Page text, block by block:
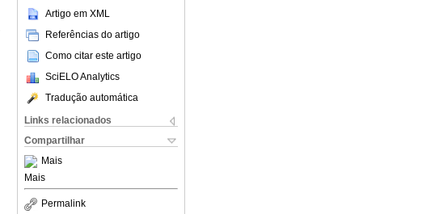
Artigo em XML
Referências do artigo
Como citar este artigo
SciELO Analytics
Tradução automática
Links relacionados
Compartilhar
Mais
Mais
Permalink